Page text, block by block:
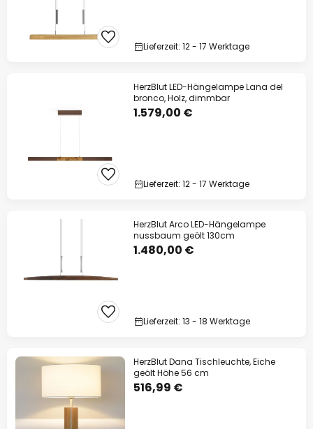
Lieferzeit: 12 - 17 Werktage
HerzBlut LED-Hängelampe Lana del
bronco, Holz, dimmbar
1.579,00 €
Lieferzeit: 12 - 17 Werktage
HerzBlut Arco LED-Hängelampe
nussbaum geölt 130cm
1.480,00 €
Lieferzeit: 13 - 18 Werktage
HerzBlut Dana Tischleuchte, Eiche
geölt Höhe 56 cm
516,99 €